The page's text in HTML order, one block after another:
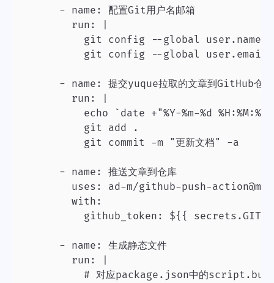
      - name: 配置Git用户名邮箱
        run: |
git config --global user.name
git config --global user.email
      - name: 提交yuque拉取的文章到GitHub仓库
        run: |
echo `date +"%Y-%m-%d
          git add .
          git commit -m "更新文档" -a
      - name: 推送文章到仓库
uses: ad-m/github-push-
        with:
github_token: ${{
      - name: 生成静态文件
        run: |
# 对应package.json中的